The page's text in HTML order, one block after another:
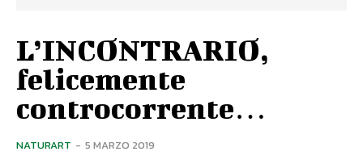
L’INCONTRARIO,
felicemente
controcorrente…
NATURART - 5 MARZO 2019